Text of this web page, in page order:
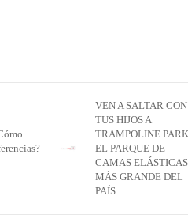
VEN A SALTAR CON
TUS HIJOS A
TRAMPOLINE
EL PARQUE DE
CAMAS ELÁSTICAS
MÁS GRANDE DEL
PAÍS